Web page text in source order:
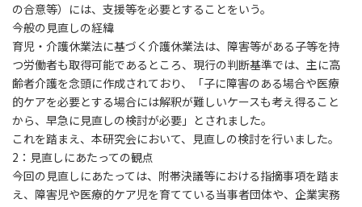
の合意等）には、支援等を必要とすることをいう。
今般の見直しの経緯
育児・介護休業法に基づく介護休業法は、障害等がある子等を持
つ労働者も取得可能であるところ、現行の判断基準では、主に高
齢者介護を念頭に作成されており、「子に障害のある場合や医療
的ケアを必要とする場合には解釈が難しいケースも考え得ること
から、早急に見直しの検討が必要」とされました。
これを踏まえ、本研究会において、見直しの検討を行いました。
2 ：見直しにあたっての観点
今回の見直しにあたっては、附帯決議等における指摘事項を踏ま
え、障害児や医療的ケア児を育てている当事者団体や、企業実務